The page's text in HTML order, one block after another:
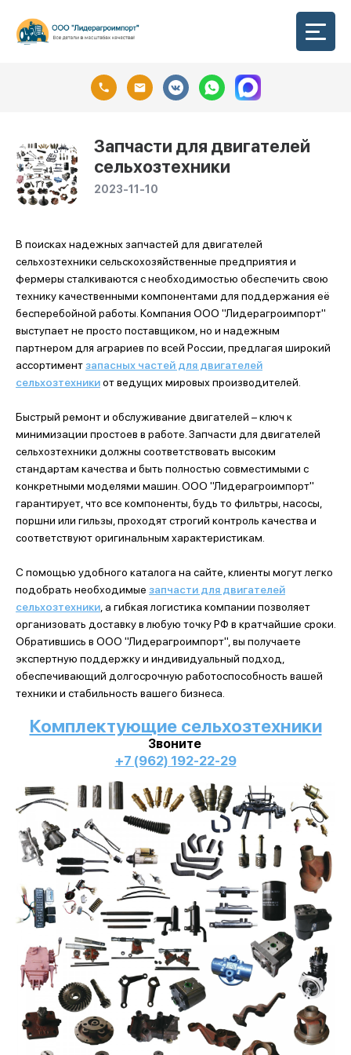
Запчасти для двигателей
сельхозтехники
2023-11-10
В поисках надежных запчастей для двигателей
сельхозтехники сельскохозяйственные предприятия и
фермеры сталкиваются с необходимостью обеспечить свою
технику качественными компонентами для поддержания её
бесперебойной работы. Компания ООО "Лидерагроимпорт"
выступает не просто поставщиком, но и надежным
партнером для аграриев по всей России, предлагая широкий
ассортиментзапасных частей для двигателей
сельхозтехникиот ведущих мировых производителей.
Быстрый ремонт и обслуживание двигателей – ключ к
минимизации простоев в работе. Запчасти для двигателей
сельхозтехники должны соответствовать высоким
стандартам качества и быть полностью совместимыми с
конкретными моделями машин. ООО "Лидерагроимпорт"
гарантирует, что все компоненты, будь то фильтры, насосы,
поршни или гильзы, проходят строгий контроль качества и
соответствуют оригинальным характеристикам.
С помощью удобного каталога на сайте, клиенты могут легко
подобрать необходимые запчасти для двигателей
сельхозтехники , а гибкая логистика компании позволяет
организовать доставку в любую точку РФ в кратчайшие сроки.
Обратившись в ООО "Лидерагроимпорт", вы получаете
экспертную поддержку и индивидуальный подход,
обеспечивающий долгосрочную работоспособность вашей
техники и стабильность вашего бизнеса.
Комплектующие сельхозтехники
Звоните
+7 (962) 192-22-29